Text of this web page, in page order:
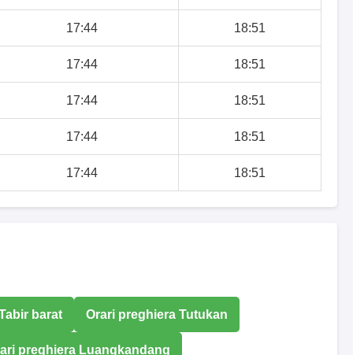
17:44 18:51
17:44 18:51
17:44 18:51
17:44 18:51
17:44 18:51
barat Orari preghiera Tutukan
preghiera Luangkandang